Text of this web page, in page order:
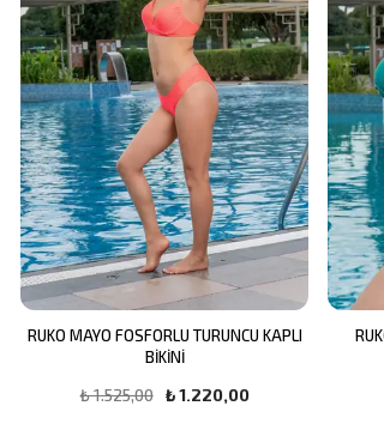
RUKO MAYO FOSFORLU TURUNCU KAPLI
BİKİNİ
₺ 1.525,00 ₺ 1.220,00